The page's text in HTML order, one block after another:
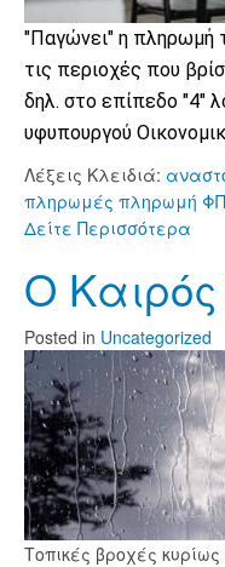
"Παγώνει" η πληρωμή
τις περιοχές που
δηλ. στο επίπεδο "4"
υφυπουργού
Λέξεις Κλειδιά:
πληρωμές πληρωμή
Δείτε Περισσότερα
Ο
Posted in Uncategorized
Τοπικές βροχές